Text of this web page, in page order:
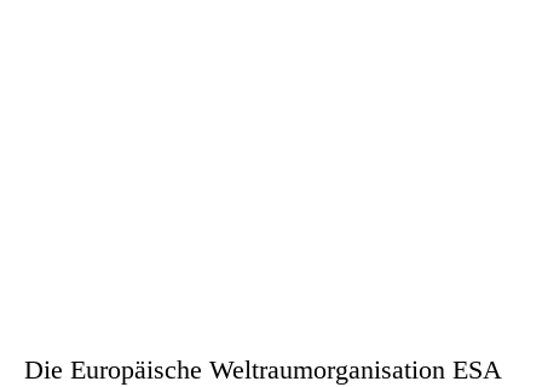
Die Europäische Weltraumorganisation ESA